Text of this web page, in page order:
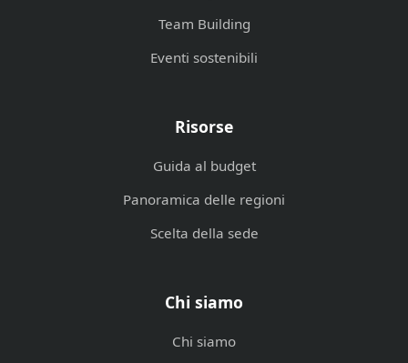
Team Building
Eventi sostenibili
Risorse
Guida al budget
Panoramica delle regioni
Scelta della sede
Chi siamo
Chi siamo